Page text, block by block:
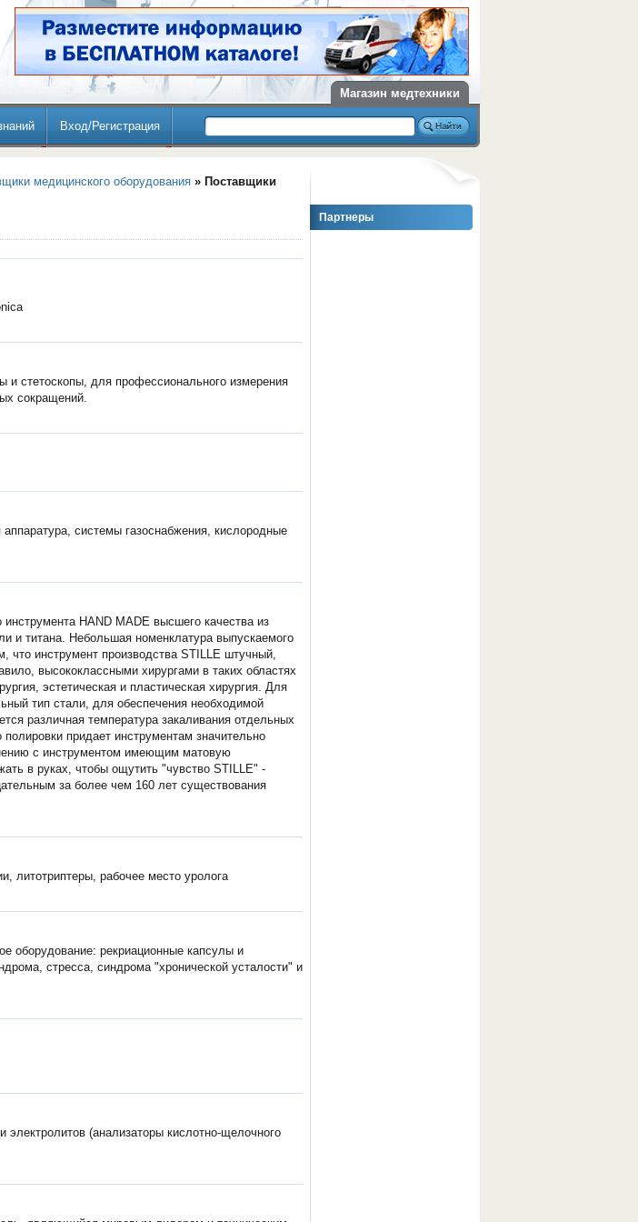
Магазин медтехники
Вход/Регистрация
Партнеры
медицинского оборудования » Поставщики
и стетоскопы, для профессионального измерения
сокращений.
системы газоснабжения, кислородные
инструмента HAND MADE высшего качества из
и титана. Небольшая номенклатура выпускаемого
что инструмент производства STILLE штучный,
высококлассными хирургами в таких областях
эстетическая и пластическая хирургия. Для
тип стали, для обеспечения необходимой
различная температура закаливания отдельных
придает инструментам значительно
с инструментом имеющим матовую
в руках, чтобы ощутить "чувство STILLE" -
за более чем 160 лет существования
литотриптеры, рабочее место уролога
оборудование: рекриационные капсулы и
стресса, синдрома "хронической усталости" и
электролитов (анализаторы кислотно-щелочного